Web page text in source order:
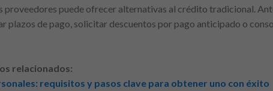
proveedores puede ofrecer alternativas al crédito tradicional.
plazos de pago, solicitar descuentos por pago anticipado o
relacionados:
requisitos y pasos clave para obtener uno con éxito